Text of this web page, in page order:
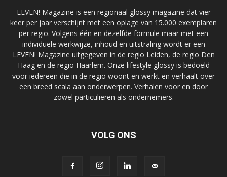
LEVEN! Magazine is een regionaal glossy magazine dat vier
keer per jaar verschijnt met een oplage van 15.000 exemplaren
per regio. Volgens één en dezelfde formule maar met een
individuele werkwijze, inhoud en uitstraling wordt er een
LEVEN! Magazine uitgegeven in de regio Leiden, de regio Den
Haag en de regio Haarlem. Onze lifestyle glossy is bedoeld
voor iedereen die in de regio woont en werkt en verhaalt over
een breed scala aan onderwerpen. Verhalen voor en door
zowel particulieren als ondernemers.
VOLG ONS